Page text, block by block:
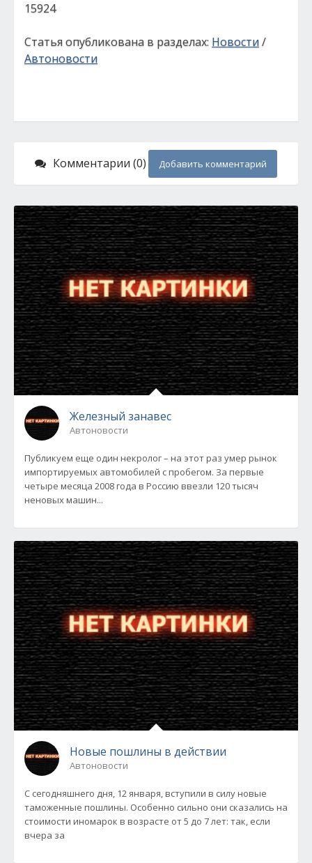
15924
Статья опубликована в разделах: Новости/
Автоновости
Комментарии (0) Добавить комментарий
Железный занавес
Автоновости
Публикуем еще один некролог – на этот раз умер рынок
импортируемых автомобилей с пробегом. За первые
четыре месяца 2008 года в Россию ввезли 120 тысяч
неновых машин...
Новые пошлины в действии
Автоновости
С сегодняшнего дня, 12 января, вступили в силу новые
таможенные пошлины. Особенно сильно они сказались на
стоимости иномарок в возрасте от 5 до 7 лет: так, если
вчера за